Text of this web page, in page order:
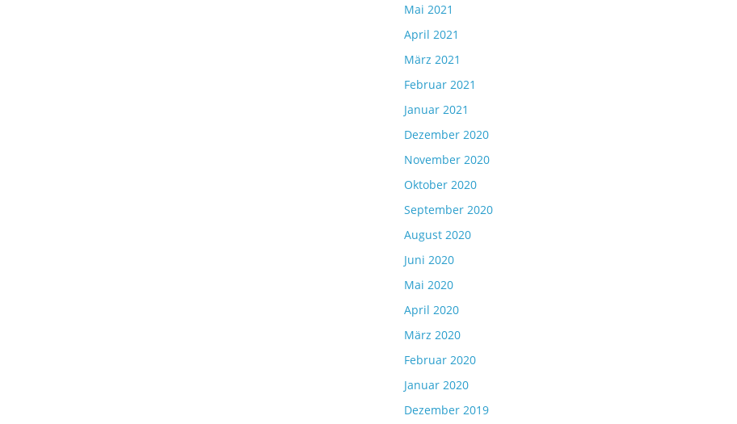
Mai 2021
April 2021
März 2021
Februar 2021
Januar 2021
Dezember 2020
November 2020
Oktober 2020
September 2020
August 2020
Juni 2020
Mai 2020
April 2020
März 2020
Februar 2020
Januar 2020
Dezember 2019